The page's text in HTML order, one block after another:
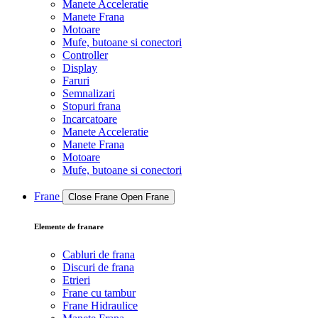
Manete Acceleratie
Manete Frana
Motoare
Mufe, butoane si conectori
Controller
Display
Faruri
Semnalizari
Stopuri frana
Incarcatoare
Manete Acceleratie
Manete Frana
Motoare
Mufe, butoane si conectori
Frane Close Frane Open Frane
Elemente de franare
Cabluri de frana
Discuri de frana
Etrieri
Frane cu tambur
Frane Hidraulice